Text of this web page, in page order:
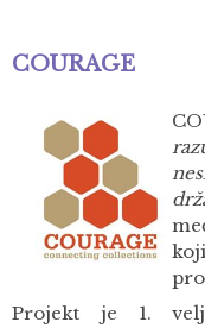
COURAGE
Projekt je 1.